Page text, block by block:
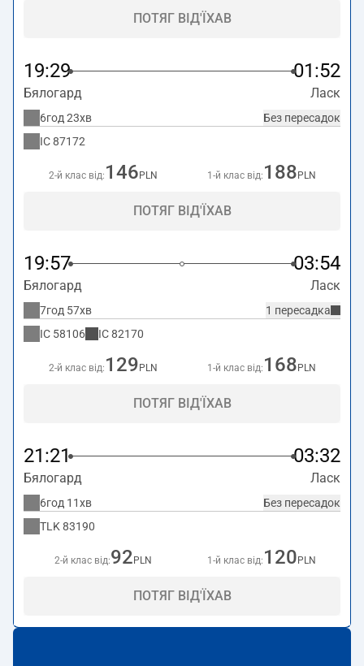
ПОТЯГ ВІД'ЇХАВ
19:29 01:52
Бялогард Ласк
Без пересадок
6год 23хв
IC87172
2-й клас від: 146 PLN 1-й клас від: 188 PLN
ПОТЯГ ВІД'ЇХАВ
19:57 03:54
Бялогард Ласк
1 пересадка
7год 57хв
IC 58106 IC82170
2-й клас від: 129 PLN 1-й клас від: 168 PLN
ПОТЯГ ВІД'ЇХАВ
21:21 03:32
Бялогард Ласк
Без пересадок
6год 11хв
TLK 83190
2-й клас від:92 PLN 1-й клас від: 120 PLN
ПОТЯГ ВІД'ЇХАВ